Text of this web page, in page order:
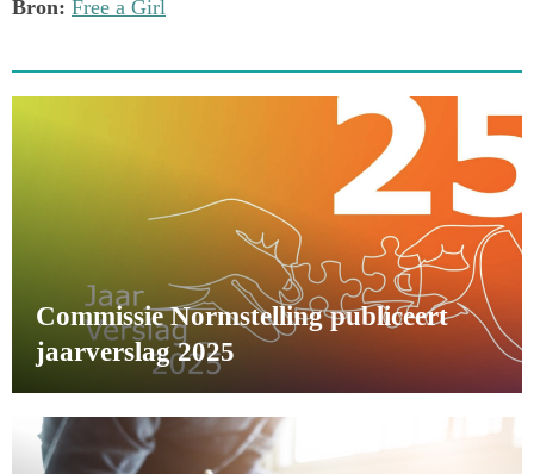
Bron: Free a Girl
Commissie Normstelling publiceert
jaarverslag 2025